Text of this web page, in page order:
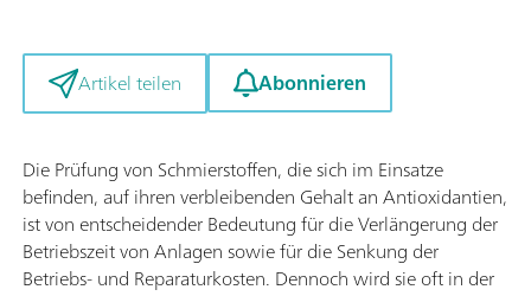
Artikel teilen Abonnieren
Die Prüfung von Schmierstoffen, die sich im Einsatze
befinden, auf ihren verbleibenden Gehalt an Antioxidantien,
ist von entscheidender Bedeutung für die Verlängerung der
Betriebszeit von Anlagen sowie für die Senkung der
Betriebs- und Reparaturkosten. Dennoch wird sie oft in der